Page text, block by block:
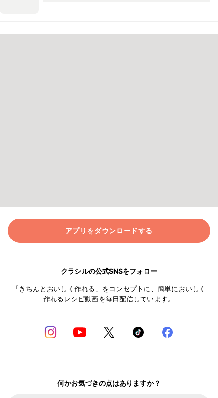
アプリをダウンロードする
クラシルの公式SNSをフォロー
「きちんとおいしく作れる」をコンセプトに、簡単においしく
作れるレシピ動画を毎日配信しています。
何かお気づきの点はありますか？